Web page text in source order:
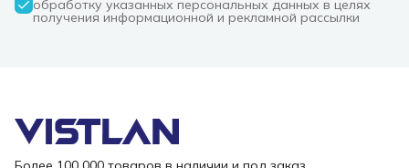
обработку указанных персональных данных в целях
получения информационной и рекламной рассылки